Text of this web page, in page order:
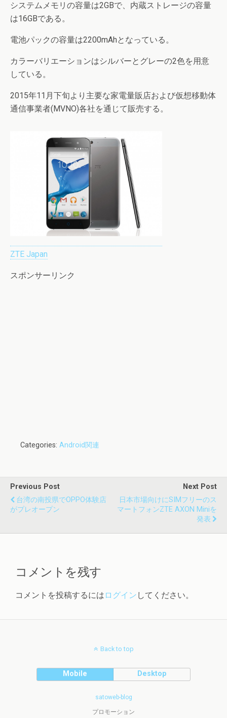
システムメモリの容量は2GBで、内蔵ストレージの容量
は16GBである。
電池パックの容量は2200mAhとなっている。
カラーバリエーションはシルバーとグレーの2色を用意
している。
2015年11月下旬より主要な家電量販店および仮想移動体
通信事業者(MVNO)各社を通じて販売する。
ZTE Japan
スポンサーリンク
Categories: Android関連
Previous Post
台湾の南投県でOPPO体験店
がプレオープン
Next Post
日本市場向けにSIMフリーのス
マートフォンZTE AXON Miniを
発表
コメントを残す
コメントを投稿するには ログイン してください。
Back to top
Mobile Desktop
satoweb-blog
プロモーション